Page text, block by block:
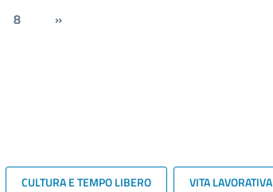
8 »
CULTURA E TEMPO LIBERO VITA LAVORATIVA